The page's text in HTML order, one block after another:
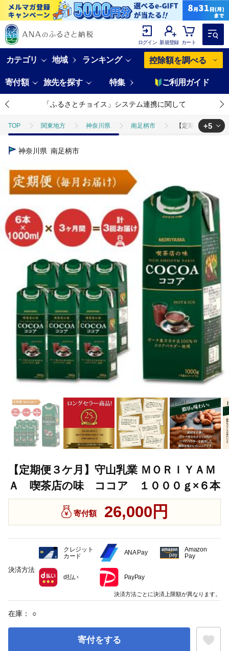
ログイン 新規登録 カート
カテゴリ 地域 ランキング 控除額を調べる
寄付額 旅先を探す 特集 ご利用ガイド
「ふるさとチョイス」システム連携に関して
TOP 関東地方 神奈川県 南足柄市 【定期便３ケ月
TOP
TOP 卵・乳製品 【定期便３ケ月】守山乳業 ＭＯＲＩＹＡＭＡ
【定期便３ケ月】守
TOP 飲料（酒以外） 【定期便３ケ月】守山乳業 ＭＯＲＩＹＡ
+5
神奈川県 南足柄市
【定期便３ケ月】守山乳業 ＭＯＲＩＹＡＭ
Ａ 喫茶店の味 ココア １０００ｇ×６本
寄付額 26,000円
在庫： ○
寄付をする
決済方法
クレジット
カード
ANA Pay
Amazon
Pay
d払い PayPay
決済方法ごとに決済上限額が異なります。